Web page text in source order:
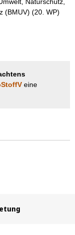
(BMUV) (20. WP)
eine